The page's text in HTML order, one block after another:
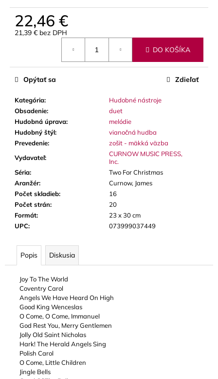
22,46 €
21,39 € bez DPH
DO KOŠÍKA
Kategória:
Hudobné nástroje
Obsadenie:
duet
Hudobná úprava:
melódie
Hudobný štýl:
vianočná hudba
Prevedenie:
zošit - mäkká väzba
Vydavateľ:
CURNOW MUSIC PRESS,
Inc.
Séria:
Two For Christmas
Aranžér:
Curnow, James
Počet skladieb:
16
Počet strán:
20
Formát:
23 x 30 cm
UPC: 073999037449
Opýtať sa Zdieľať
Popis Diskusia
Joy To The World
Coventry Carol
Angels We Have Heard On High
Good King Wenceslas
O Come, O Come, Immanuel
God Rest You, Merry Gentlemen
Jolly Old Saint Nicholas
Hark! The Herald Angels Sing
Polish Carol
O Come, Little Children
Jingle Bells
o
ú
m
VANDOREN
JAVA
RED
CUT
PLÁTKY
NA
ALT
SAXOFÓN
3,50